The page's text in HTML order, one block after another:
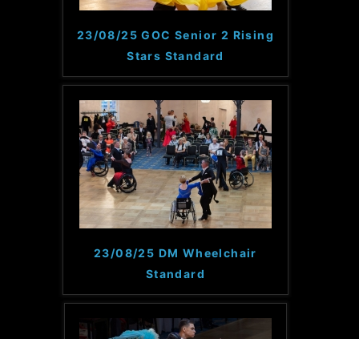
23/08/25 GOC Senior 2 Rising
Stars Standard
23/08/25 DM Wheelchair
Standard